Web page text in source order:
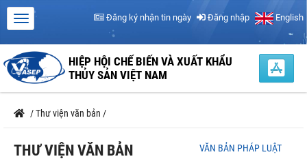
Đăng ký nhận tin ngày Đăng nhập English
HIỆP HỘI CHẾ BIẾN VÀ XUẤT KHẨU
THỦY SẢN VIỆT NAM
/Thư viện văn bản /
THƯ VIỆN VĂN BẢN VĂN BẢN PHÁP LUẬT